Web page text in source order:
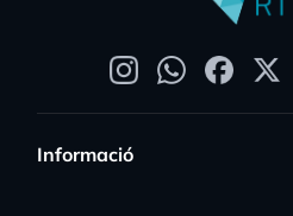
Informació